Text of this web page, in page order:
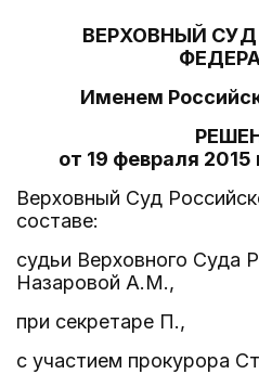
ВЕРХОВНЫЙ
Именем
от 19 февраля
Верховный Суд
составе:
судьи Верховного Суда
Назаровой А.М.,
при секретаре П.,
с участием прокурора